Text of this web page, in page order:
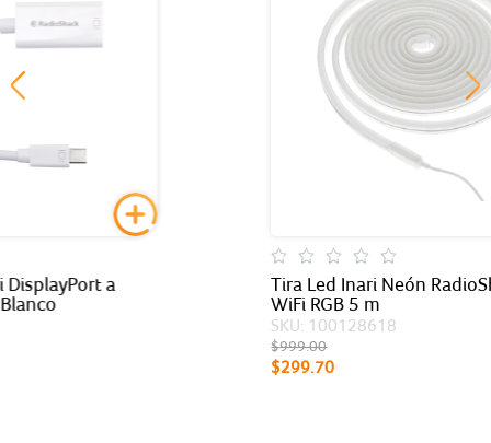
Tira Led Inari Neón RadioShack